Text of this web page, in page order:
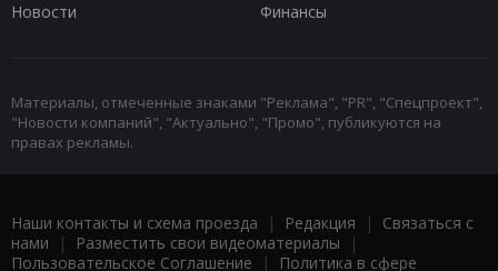
Новости
Финансы
Материалы, отмеченные знаками "Реклама", "PR", "Спецпроект",
"Новости компаний", "Актуально", "Промо", публикуются на
правах рекламы.
Наши контакты и схема проезда | Редакция | Связаться с
нами | Разместить свои видеоматериалы |
Пользовательское Соглашение | Политика в сфере